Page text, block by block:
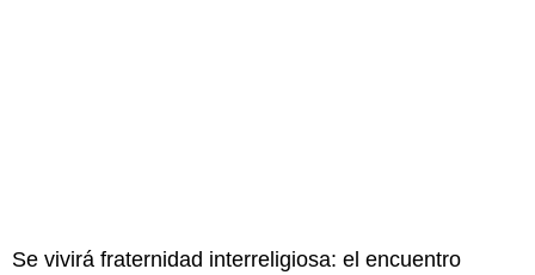
Se vivirá fraternidad interreligiosa: el encuentro